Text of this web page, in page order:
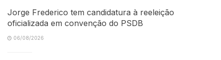
Jorge Frederico tem candidatura à reeleição
oficializada em convenção do PSDB
06/08/2026